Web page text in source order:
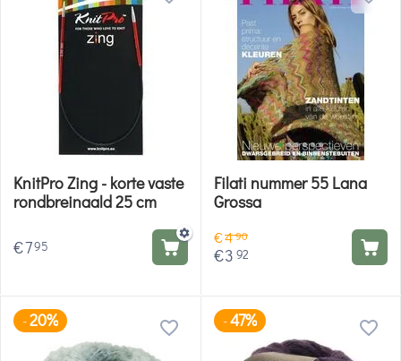
KnitPro Zing - korte vaste
rondbreinaald 25 cm
€795
Filati nummer 55 Lana
Grossa
€490
€3 92
-20% -47%